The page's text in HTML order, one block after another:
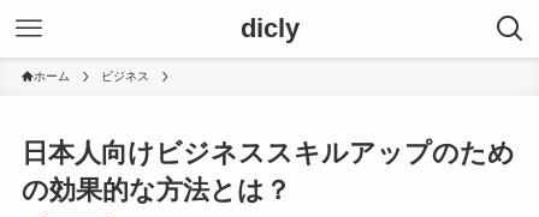
dicly
ホーム ビジネス
日本人向けビジネススキルアップのため
の効果的な方法とは？